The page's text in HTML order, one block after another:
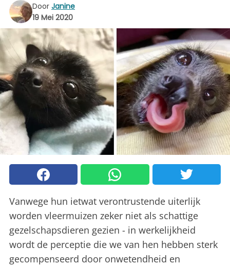
Door Janine
19 Mei 2020
Vanwege hun ietwat verontrustende uiterlijk
worden vleermuizen zeker niet als schattige
gezelschapsdieren gezien - in werkelijkheid
wordt de perceptie die we van hen hebben sterk
gecompenseerd door onwetendheid en